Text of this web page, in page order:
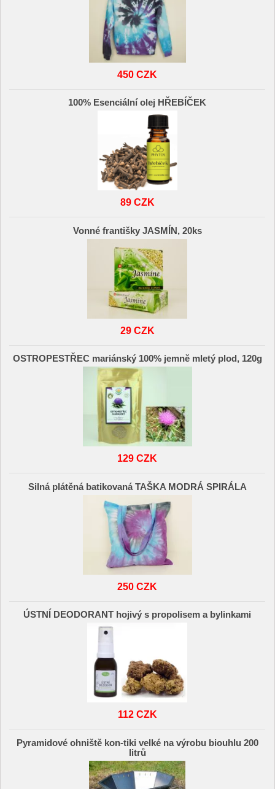
450 CZK
100% Esenciální olej HŘEBÍČEK
89 CZK
Vonné františky JASMÍN, 20ks
29 CZK
OSTROPESTŘEC mariánský 100% jemně mletý plod, 120g
129 CZK
Silná plátěná batikovaná TAŠKA MODRÁ SPIRÁLA
250 CZK
ÚSTNÍ DEODORANT hojivý s propolisem a bylinkami
112 CZK
Pyramidové ohniště kon-tiki velké na výrobu biouhlu 200
litrů